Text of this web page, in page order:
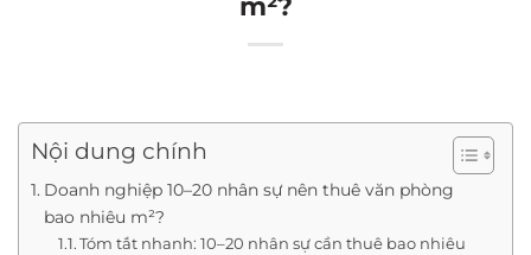
Nội dung chính
Doanh nghiệp 10–20 nhân sự nên thuê văn phòng
bao nhiêu m²?
Tóm tắt nhanh: 10–20 nhân sự cần thuê bao nhiêu